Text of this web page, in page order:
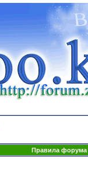
Правила форума